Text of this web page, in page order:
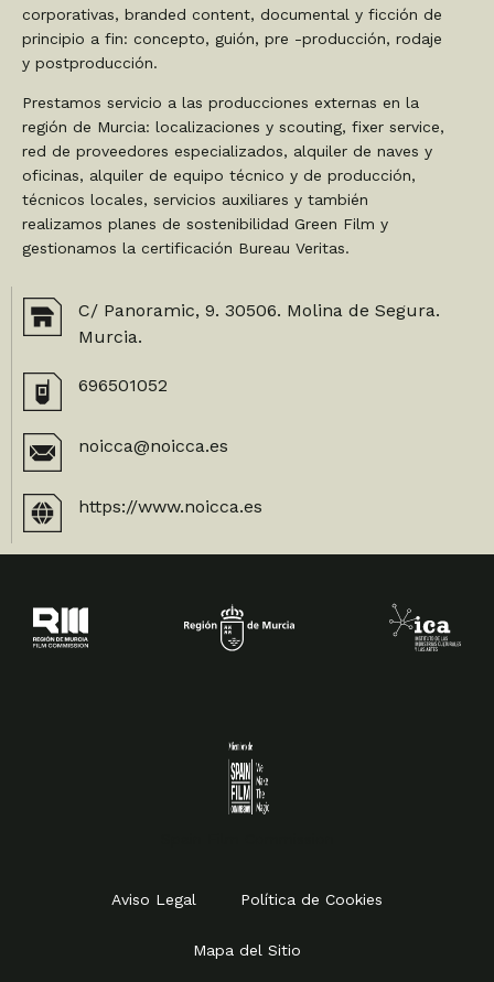
corporativas, branded content, documental y ficción de
principio a fin: concepto, guión, pre -producción, rodaje
y postproducción.
Prestamos servicio a las producciones externas en la
región de Murcia: localizaciones y scouting, fixer service,
red de proveedores especializados, alquiler de naves y
oficinas, alquiler de equipo técnico y de producción,
técnicos locales, servicios auxiliares y también
realizamos planes de sostenibilidad Green Film y
gestionamos la certificación Bureau Veritas.
C/ Panoramic, 9. 30506. Molina de Segura.
Murcia.
696501052
noicca@noicca.es
https://www.noicca.es
Aviso Legal Política de Cookies
Mapa del Sitio